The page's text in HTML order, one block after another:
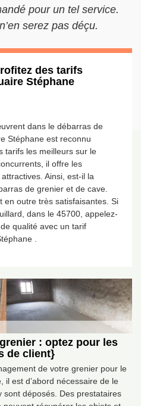
pour un tel service.
serez pas déçu.
des tarifs
Stéphane
dans le débarras de
Stéphane est reconnu
tarifs les meilleurs sur le
il offre les
Ainsi, est-il la
de grenier et de cave.
en outre très satisfaisantes. Si
dans le 45700, appelez-
qualité avec un tarif
.
: optez pour les
de client}
de votre grenier pour le
il est d’abord nécessaire de le
déposés. Des prestataires